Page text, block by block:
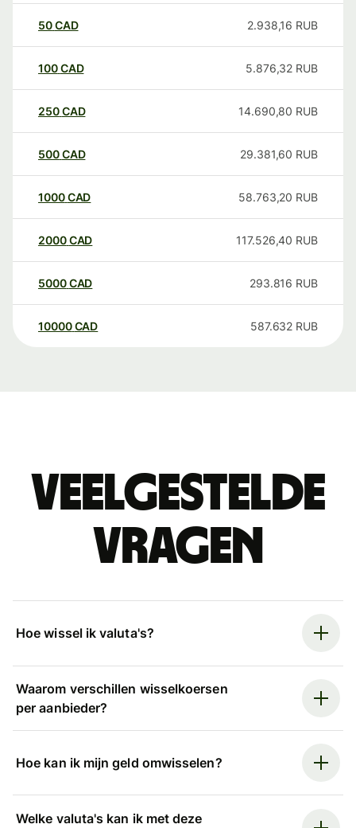
50CAD 2.938,16 RUB
100CAD 5.876,32 RUB
250CAD 14.690,80 RUB
500CAD 29.381,60 RUB
1000CAD 58.763,20 RUB
2000CAD 117.526,40 RUB
5000CAD 293.816 RUB
10000 CAD 587.632 RUB
Veelgestelde
vragen
Hoe wissel ik valuta's?
Waarom verschillen wisselkoersen
per aanbieder?
Hoe kan ik mijn geld omwisselen?
Welke valuta's kan ik met deze